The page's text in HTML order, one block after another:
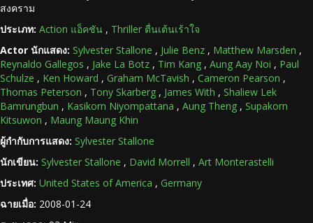
สงคราม
ประเภท: Action แอ็คชัน , Thriller ตื่นเต้นเร้าใจ
Actor นักแสดง: Sylvester Stallone , Julie Benz , Matthew Marsden ,
Reynaldo Gallegos , Jake La Botz , Tim Kang , Aung Aay Noi , Paul
Schulze , Ken Howard , Graham McTavish , Cameron Pearson ,
Thomas Peterson , Tony Skarberg , James With , Shaliew Lek
Bamrungbun , Kasikorn Niyompattana , Aung Theng , Supakorn
Kitsuwon , Maung Maung Khin
ผู้กำกับการแสดง: Sylvester Stallone
นักเขียน: Sylvester Stallone , David Morrell , Art Monterastelli
ประเทศ: United States of America , Germany
ฉายเมื่อ: 2008-01-24